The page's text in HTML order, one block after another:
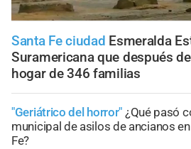
Santa Fe ciudad Esmeralda
Suramericana que después
hogar de 346 familias
"Geriátrico del horror" ¿Qué pasó
municipal de asilos de ancianos
Fe?